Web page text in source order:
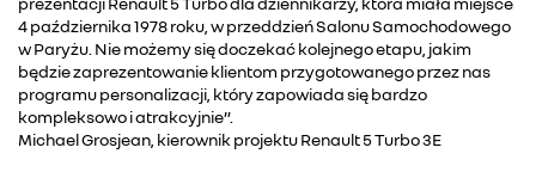
4 października 1978 roku, w przeddzień Salonu Samochodowego
w Paryżu. Nie możemy się doczekać kolejnego etapu, jakim
będzie zaprezentowanie klientom przygotowanego przez nas
programu personalizacji, który zapowiada się bardzo
kompleksowo i atrakcyjnie”.
Michael Grosjean, kierownik projektu Renault 5 Turbo 3E